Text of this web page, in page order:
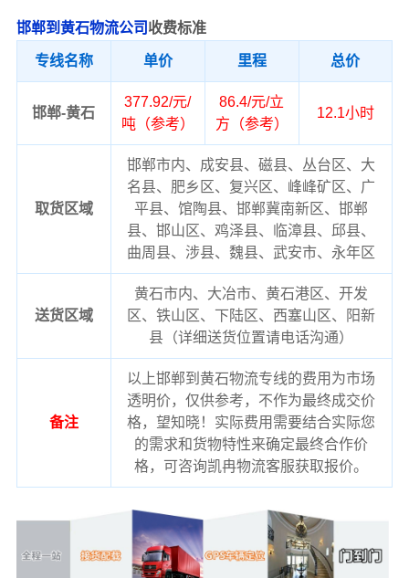
邯郸到黄石物流公司 收费标准
专线名称 单价 里程 总价
邯郸-黄石
377.92/元/
吨（参考）
86.4/元/立
方（参考）
12.1小时
取货区域
邯郸市内、成安县、磁县、丛台区、大
名县、肥乡区、复兴区、峰峰矿区、广
平县、馆陶县、邯郸冀南新区、邯郸
县、邯山区、鸡泽县、临漳县、邱县、
曲周县、涉县、魏县、武安市、永年区
送货区域
黄石市内、大冶市、黄石港区、开发
区、铁山区、下陆区、西塞山区、阳新
县（详细送货位置请电话沟通）
备注
以上邯郸到黄石物流专线的费用为市场
透明价，仅供参考，不作为最终成交价
格，望知晓！实际费用需要结合实际您
的需求和货物特性来确定最终合作价
格，可咨询凯冉物流客服获取报价。